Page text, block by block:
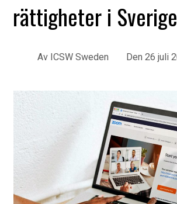
rättigheter i Sverige
Av ICSW Sweden Den26 juli